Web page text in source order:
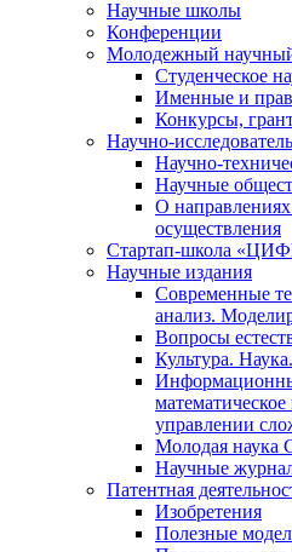
Научные школы
Конференции
Молодежный
Студенческое
Именные и
Конкурсы,
Научно-
Научно-
Научные
О
осуществления
Стартап-школа
Научные издания
Современные
анализ.
Вопросы
Культура.
управлении
Молодая наука
Научные
Патентная
Изобретения
Полезные